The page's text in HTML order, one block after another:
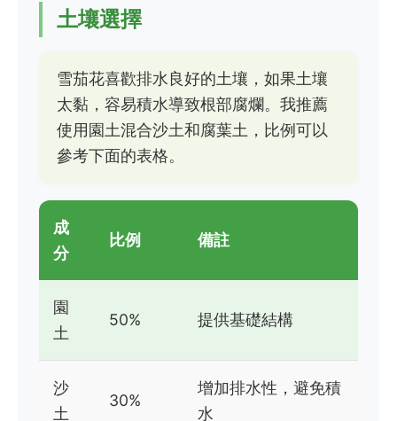
土壤選擇
雪茄花喜歡排水良好的土壤，如果土壤
太黏，容易積水導致根部腐爛。我推薦
使用園土混合沙土和腐葉土，比例可以
參考下面的表格。
成
分
比例 備註
園
土
50% 提供基礎結構
沙
土
30%
增加排水性，避免積
水